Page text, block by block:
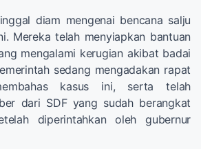
diam mengenai bencana salju
Mereka telah menyiapkan bantuan
mengalami kerugian akibat badai
sedang mengadakan rapat
kasus ini, serta telah
dari SDF yang sudah berangkat
diperintahkan oleh gubernur